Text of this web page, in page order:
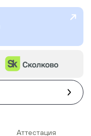
Аттестация